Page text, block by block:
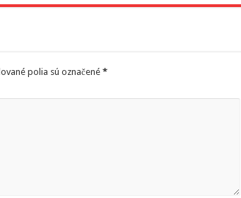
polia sú označené*